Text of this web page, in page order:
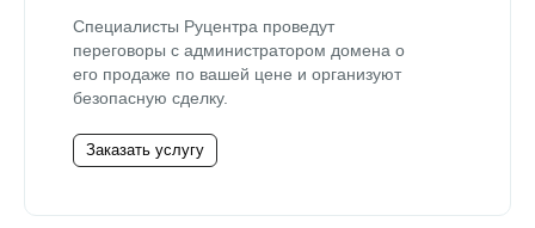
Специалисты Руцентра проведут
переговоры с администратором домена о
его продаже по вашей цене и организуют
безопасную сделку.
Заказать услугу